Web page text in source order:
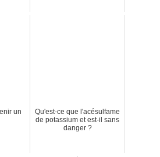
un
Qu'est-ce que l'acésulfame
de potassium et est-il sans
danger ?